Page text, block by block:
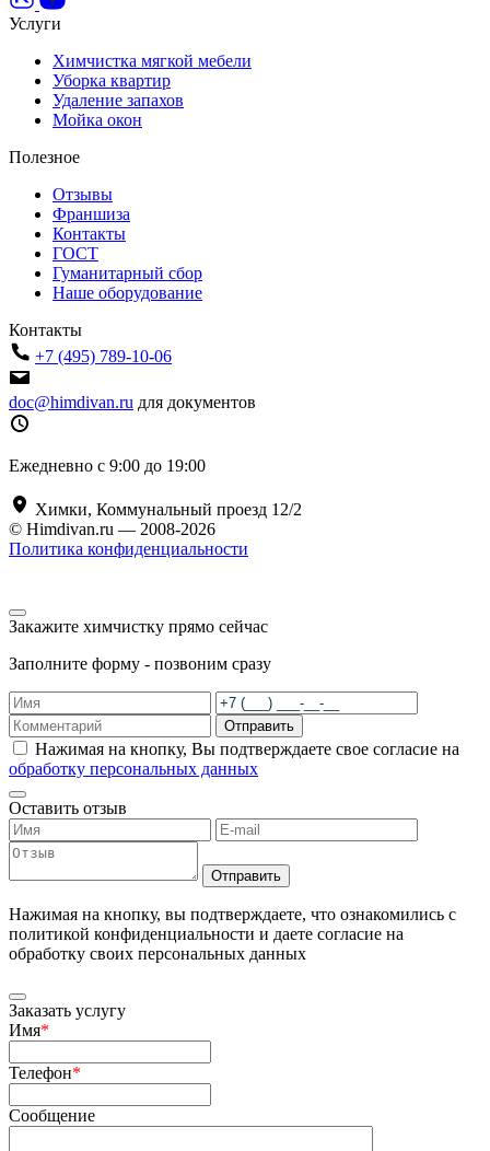
Услуги
Химчистка мягкой мебели
Уборка квартир
Удаление запахов
Мойка окон
Полезное
Отзывы
Франшиза
Контакты
ГОСТ
Гуманитарный сбор
Наше оборудование
Контакты
+7 (495) 789-10-06
doc@himdivan.ru для документов
Ежедневно с 9:00 до 19:00
Химки, Коммунальный проезд 12/2
© Himdivan.ru — 2008-2026
Политика конфиденциальности
Закажите химчистку прямо сейчас
Заполните форму - позвоним сразу
Отправить
Нажимая на кнопку, Вы подтверждаете свое согласие на
обработку персональных данных
Оставить отзыв
Отправить
Нажимая на кнопку, вы подтверждаете, что ознакомились с
политикой конфиденциальности и даете согласие на
обработку своих персональных данных
Заказать услугу
Имя*
Телефон*
Сообщение